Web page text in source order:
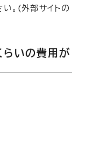
。(外部サイトの
いの費用が